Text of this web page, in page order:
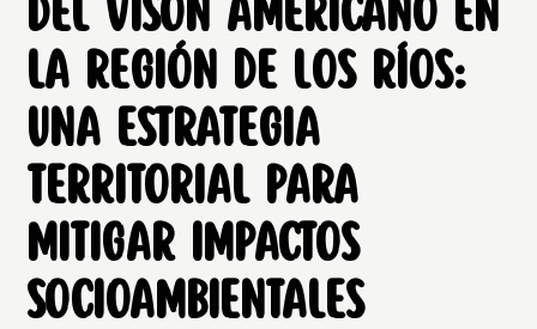
DEL VISÓN AMERICANO EN
LA REGIÓN DE LOS RÍOS:
UNA ESTRATEGIA
TERRITORIAL PARA
MITIGAR IMPACTOS
SOCIOAMBIENTALES